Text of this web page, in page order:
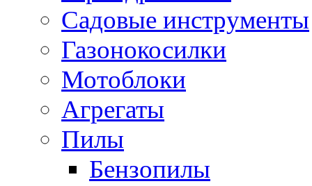
Садовые инструменты
Газонокосилки
Мотоблоки
Агрегаты
Пилы
Бензопилы